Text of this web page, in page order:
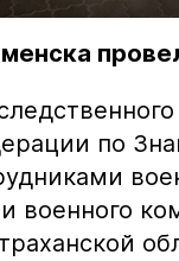
по
военного